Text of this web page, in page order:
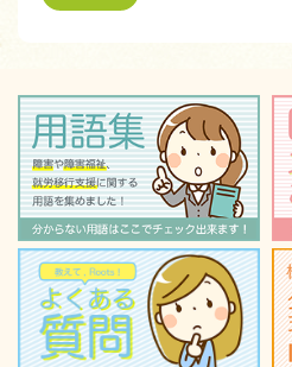
共
ウ
ィ
ン
ド
ウ
で
開
き
ま
す)
て
く
だ
さ
い
(新
し
い
ウ
ィ
ン
ド
ウ
で
開
き
ま
す)